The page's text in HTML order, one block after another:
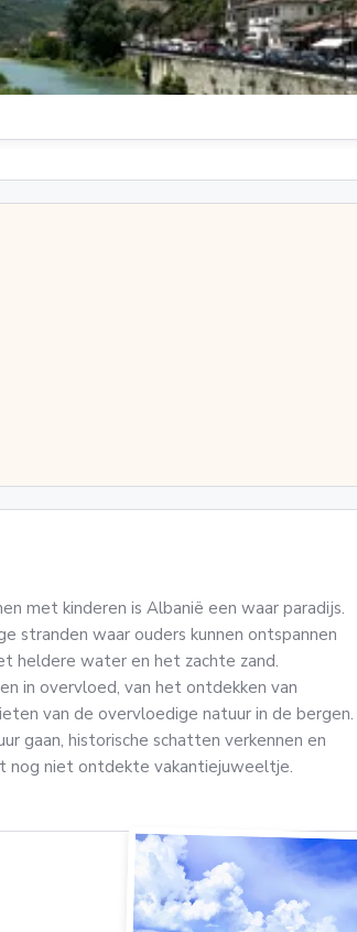
met kinderen is Albanië een waar paradijs.
stranden waar ouders kunnen ontspannen
heldere water en het zachte zand.
in overvloed, van het ontdekken van
van de overvloedige natuur in de bergen.
gaan, historische schatten verkennen en
nog niet ontdekte vakantiejuweeltje.